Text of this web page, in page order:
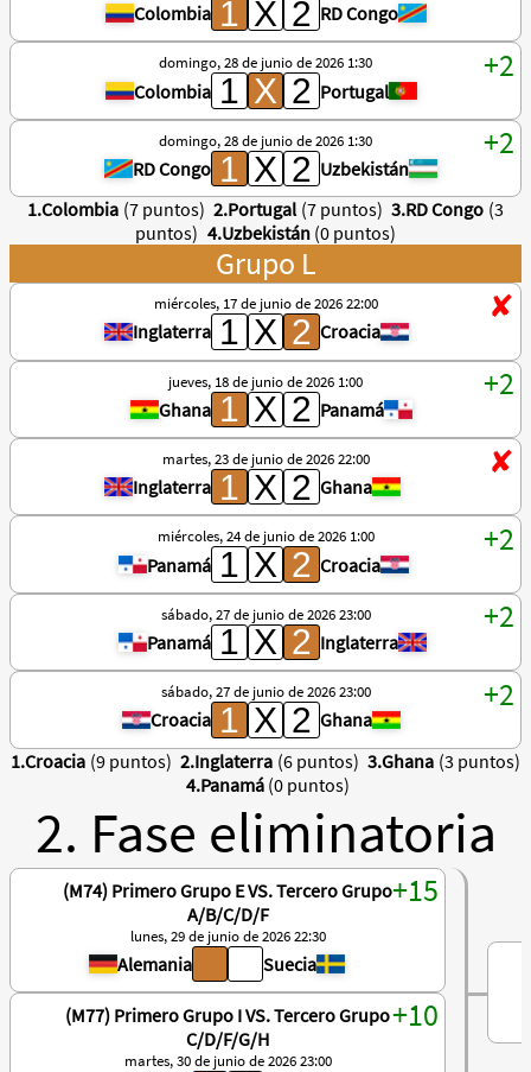
Colombia RD Congo
domingo, 28 de junio de 2026 1:30
Colombia Portugal
domingo, 28 de junio de 2026 1:30
RD Congo
Uzbekistán
1.Colombia (7 puntos) 2.Portugal (7 puntos) 3.RD Congo (3
puntos) 4.Uzbekistán (0 puntos)
Grupo L
miércoles, 17 de junio de 2026 22:00
Inglaterra Croacia
jueves, 18 de junio de 2026 1:00
Ghana Panamá
martes, 23 de junio de 2026 22:00
Inglaterra Ghana
miércoles, 24 de junio de 2026 1:00
Panamá Croacia
sábado, 27 de junio de 2026 23:00
Panamá Inglaterra
sábado, 27 de junio de 2026 23:00
Croacia
Ghana
1.Croacia (9 puntos) 2.Inglaterra (6 puntos) 3.Ghana (3 puntos)
4.Panamá (0 puntos)
2. Fase eliminatoria
(M74) Primero Grupo E VS. Tercero Grupo
A/B/C/D/F
lunes, 29 de junio de 2026 22:30
Alemania Suecia
(M77) Primero Grupo I VS. Tercero Grupo
C/D/F/G/H
martes, 30 de junio de 2026 23:00